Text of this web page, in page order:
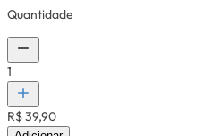
Quantidade
1
R$ 39,90